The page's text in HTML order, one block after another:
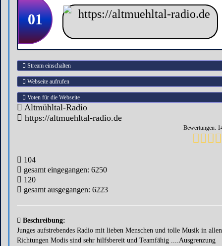
01
Stream einschalten
Webseite aufrufen
Voten für die Webseite
Altmühltal-Radio
https://altmuehltal-radio.de
Bewertungen:
104
gesamt eingegangen: 6250
120
gesamt ausgegangen: 6223
Beschreibung:
Junges aufstrebendes Radio mit lieben Menschen und tolle Musik in allen
Richtungen Modis sind sehr hilfsbereit und Teamfähig ....Ausgrenzung